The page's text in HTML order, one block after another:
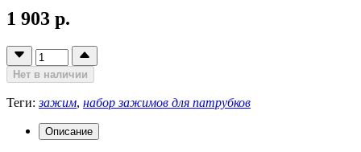
1 903 р.
Нет в наличии
Теги:зажим, набор зажимов для патрубков
Описание